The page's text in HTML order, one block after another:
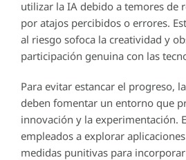
utilizar la IA debido a temores de
por atajos percibidos o errores.
al riesgo sofoca la creatividad y
participación genuina con las
Para evitar estancar el progreso,
deben fomentar un entorno que
innovación y la experimentación.
empleados a explorar
medidas punitivas para